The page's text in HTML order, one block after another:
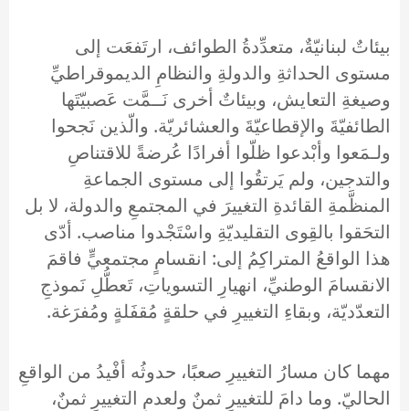
بيئاتٌ لبنانيّةٌ، متعدِّدةُ الطوائف، ارتَفعَت إلى
مستوى الحداثةِ والدولةِ والنظامِ الديموقراطيِّ
وصيغةِ التعايش، وبيئاتٌ أخرى نَــمَّت عَصبيّتَها
الطائفيّةَ والإقطاعيّةَ والعشائريّة. والّذين نَجحوا
ولـمَعوا وأبْدعوا ظلّوا أفرادًا عُرضةً للاقتناصِ
والتدجين، ولم يَرتقُوا إلى مستوى الجماعةِ
المنظَّمةِ القائدةِ التغييرَ في المجتمعِ والدولة، لا بل
التحَقوا بالقِوى التقليديّةِ واسْتَجْدوا مناصب. أدّى
هذا الواقعُ المتراكِمُ إلى: انقسامٍ مجتمعيٍّ فاقمَ
الانقسامَ الوطنيِّ، انهيارِ التسوياتِ، تَعطُّلِ نَموذجِ
التعدّديّة، وبقاءِ التغييرِ في حلقةٍ مُقفَلةٍ ومُفرَغة.
مهما كان مسارُ التغييرِ صعبًا، حدوثُه أفْيدُ من الواقعِ
الحاليّ. وما دامَ للتغييرِ ثمنٌ ولعدمِ التغييرِ ثمنٌ،